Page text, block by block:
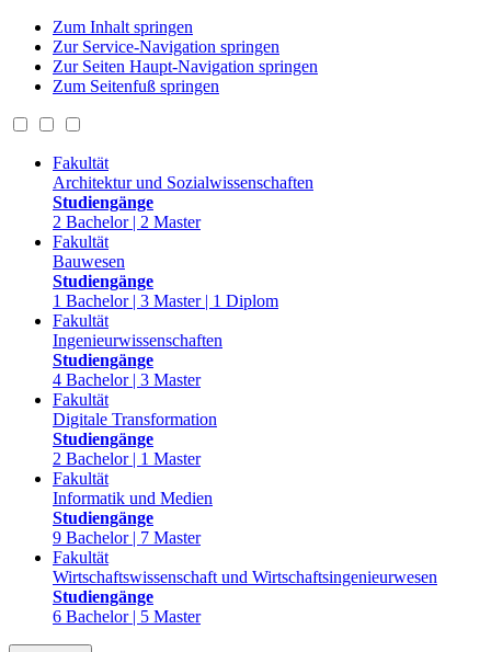
Zum Inhalt springen
Zur Service-Navigation springen
Zur Seiten Haupt-Navigation springen
Zum Seitenfuß springen
Fakultät
Architektur und Sozialwissenschaften
Studiengänge
2 Bachelor | 2 Master
Fakultät
Bauwesen
Studiengänge
1 Bachelor | 3 Master | 1 Diplom
Fakultät
Ingenieurwissenschaften
Studiengänge
4 Bachelor | 3 Master
Fakultät
Digitale Transformation
Studiengänge
2 Bachelor | 1 Master
Fakultät
Informatik und Medien
Studiengänge
9 Bachelor | 7 Master
Fakultät
Wirtschaftswissenschaft und Wirtschaftsingenieurwesen
Studiengänge
6 Bachelor | 5 Master